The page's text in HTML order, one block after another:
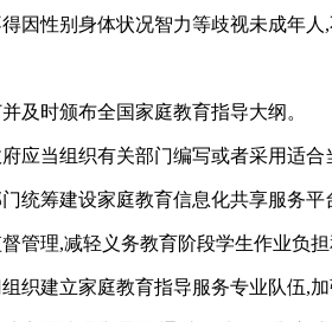
因性别身体状况智力等歧视未成年
及时颁布全国家庭教育指导大纲。
应当组织有关部门编写或者采用适
统筹建设家庭教育信息化共享服务
管理,减轻义务教育阶段学生作业负
织建立家庭教育指导服务专业队伍,